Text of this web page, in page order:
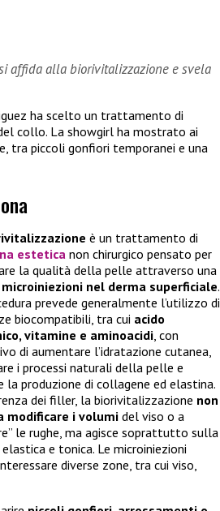
affida alla biorivitalizzazione e svela
ha scelto un trattamento di
collo. La showgirl ha mostrato ai
piccoli gonfiori temporanei e una
è un trattamento di
estetica non chirurgico pensato per
la qualità della pelle attraverso una
microiniezioni nel derma superficiale.
prevede generalmente l’utilizzo di
biocompatibili, tra cui acido
vitamine e aminoacidi, con
di aumentare l’idratazione cutanea,
i processi naturali della pelle e
la produzione di collagene ed elastina.
dei filler, la biorivitalizzazione non
modificare i volumidel viso o a
le rughe, ma agisce soprattutto sulla
e tonica. Le microiniezioni
diverse zone, tra cui viso,